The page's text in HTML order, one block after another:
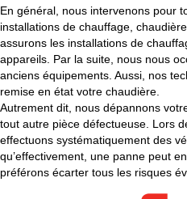
En général, nous intervenons pour
installations de chauffage,
assurons les installations de
appareils. Par la suite, nous nous
anciens équipements. Aussi, nos
remise en état votre chaudière.
Autrement dit, nous dépannons
tout autre pièce défectueuse. Lors
effectuons systématiquement des
qu’effectivement, une panne peut
préférons écarter tous les risques